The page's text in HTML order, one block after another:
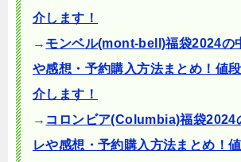
介します！
→ モンベル(mont-bell)福袋2024の
や感想・予約購入方法まとめ！値
介します！
→ コロンビア(Columbia)福袋2024
レや感想・予約購入方法まとめ！